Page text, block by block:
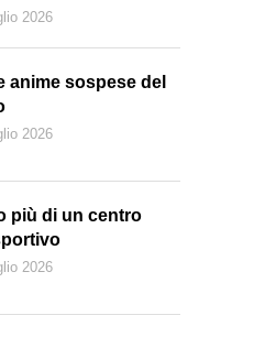
2026
anime sospese del
2026
più di un centro
2026